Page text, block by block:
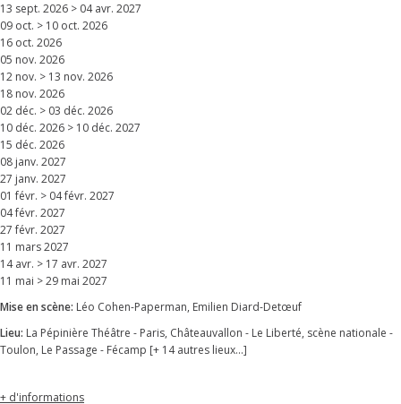
13 sept. 2026 > 04 avr. 2027
09 oct. > 10 oct. 2026
16 oct. 2026
05 nov. 2026
12 nov. > 13 nov. 2026
18 nov. 2026
02 déc. > 03 déc. 2026
10 déc. 2026 > 10 déc. 2027
15 déc. 2026
08 janv. 2027
27 janv. 2027
01 févr. > 04 févr. 2027
04 févr. 2027
27 févr. 2027
11 mars 2027
14 avr. > 17 avr. 2027
11 mai > 29 mai 2027
Mise en scène: Léo Cohen-Paperman, Emilien Diard-Detœuf
Lieu: La Pépinière Théâtre - Paris, Châteauvallon - Le Liberté, scène nationale -
Toulon, Le Passage - Fécamp [+ 14 autres lieux...]
+ d'informations